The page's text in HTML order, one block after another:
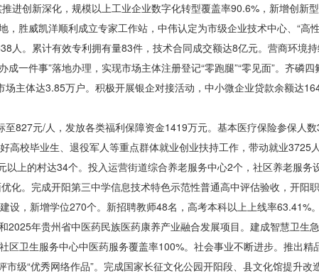
进创新深化，规模以上工业企业数字化转型覆盖率90.6%，新增创新
胜威凯洋顺利成立专家工作站，中伟认定为市级企业技术中心、“高
。累计有效专利拥有量83件，技术合同成交额达8亿元。营商环境
一件事”落地办理，实现市场主体注册登记“零跑腿”“零见面”。齐磷
场主体达3.85万户。积极开展银企对接活动，中小微企业贷款余额达
827元/人，发放各类福利保障资金1419万元。基本医疗保险参保人
高校毕业生、退役军人等重点群体就业创业扶持工作 ，带动就业3725
上的村达34个。投入运营街道综合养老服务中心2个，社区养老服务
。完成开阳第三中学信息技术特色示范性普通高中评估验收，开阳
，新增学位270个。新招聘教师48名，高考本科以上上线率63.41%
2025年贵州省中医药民族医药康养产业融合发展项目。建成智慧卫生
卫生服务中心中医药服务覆盖率100%。社会事业不断进步。推出精
级“优秀网络作品”。完成国家长征文化公园开阳段、县文化馆提升改